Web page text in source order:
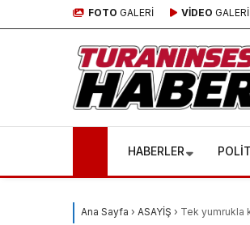
FOTO GALERİ VİDEO GALERİ
HABERLER
Ana Sayfa › ASAYİŞ › Tek yumrukla